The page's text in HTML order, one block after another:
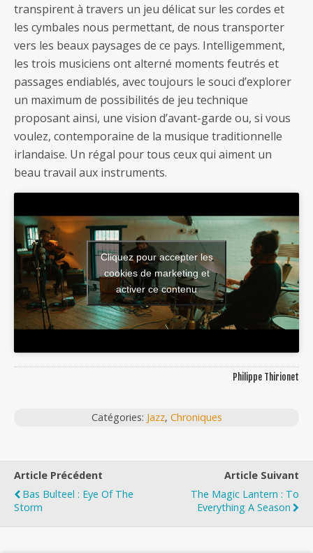
transpirent à travers un jeu délicat sur les cordes et
les cymbales nous permettant, de nous transporter
vers les beaux paysages de ce pays. Intelligemment,
les trois musiciens ont alterné moments feutrés et
passages endiablés, avec toujours le souci d’explorer
un maximum de possibilités de jeu technique
proposant ainsi, une vision d’avant-garde ou, si vous
voulez, contemporaine de la musique traditionnelle
irlandaise. Un régal pour tous ceux qui aiment un
beau travail aux instruments.
Cliquez pour accepter les
cookies de marketing et
activer ce contenu
Philippe Thirionet
Catégories: Jazz, Chroniques
Article Précédent
Bas Bulteel : Eye Of The
Storm
Article Suivant
The Magic Lantern : To
Everything A Season